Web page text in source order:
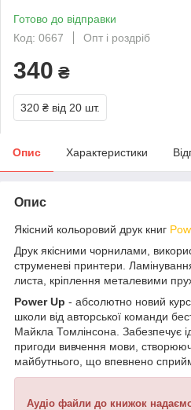
Готово до відправки
Код: 0667
Опт і роздріб
340 ₴
320 ₴ від 20 шт.
Опис Характеристики
Опис
Якісний кольоровий друк книг
Друк якісними чорнилами,
струменеві принтери.
листа, кріплення металевими
Power Up - абсолютно новий
школи від авторської команди
Майкла Томлінсона. Забезпечує
пригоди вивчення мови,
майбутнього, що впевнено
Аудіо файли до книжок